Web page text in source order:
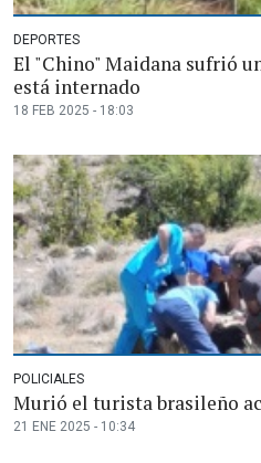
DEPORTES
El "Chino" Maidana sufrió
está internado
18 FEB 2025 - 18:03
POLICIALES
Murió el turista brasileño
21 ENE 2025 - 10:34